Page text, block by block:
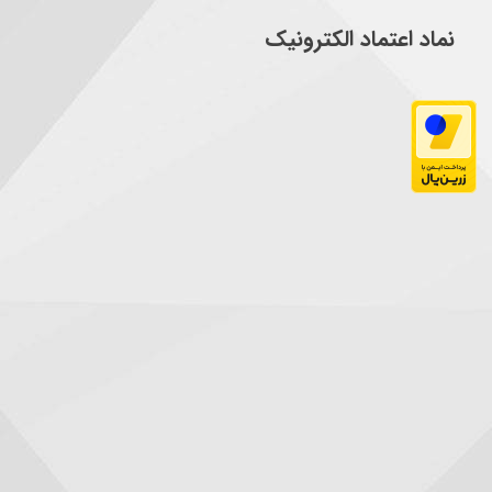
نماد اعتماد الکترونیک